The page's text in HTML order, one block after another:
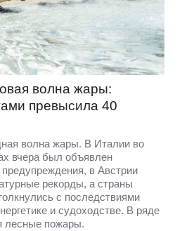
волна жары:
превысила 40
волна жары. В Италии во
вчера был объявлен
в Австрии
рекорды, а страны
с последствиями
и судоходстве. В ряде
лесные пожары.